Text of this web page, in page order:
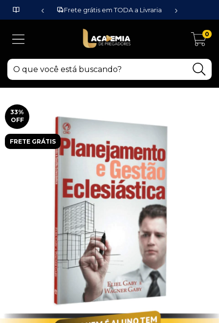
0
33%
OFF
FRETE GRÁTIS
‹ Frete grátis em TODA a Livraria ›